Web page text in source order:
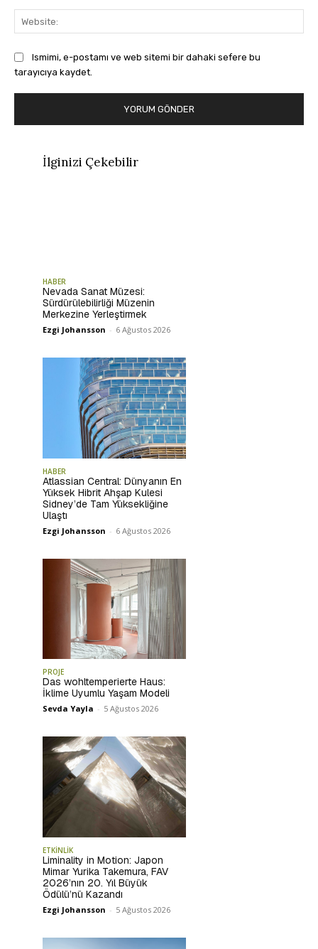
Ismimi, e-postamı ve web sitemi bir dahaki sefere bu
tarayıcıya kaydet.
İlginizi Çekebilir
HABER
Nevada Sanat Müzesi:
Sürdürülebilirliği Müzenin
Merkezine Yerleştirmek
Ezgi Johansson - 6 Ağustos 2026
HABER
Atlassian Central: Dünyanın En
Yüksek Hibrit Ahşap Kulesi
Sidney’de Tam Yüksekliğine
Ulaştı
Ezgi Johansson - 6 Ağustos 2026
PROJE
Das wohltemperierte Haus:
İklime Uyumlu Yaşam Modeli
Sevda Yayla - 5 Ağustos 2026
ETKİNLİK
Liminality in Motion: Japon
Mimar Yurika Takemura, FAV
2026’nın 20. Yıl Büyük
Ödülü’nü Kazandı
Ezgi Johansson - 5 Ağustos 2026